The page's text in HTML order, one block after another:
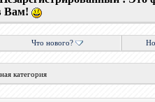
Вам!
Что нового?
категория